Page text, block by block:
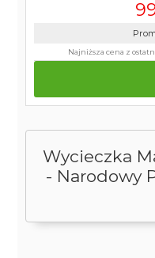
Wycieczka
- Narodowy
Najniższa cena z